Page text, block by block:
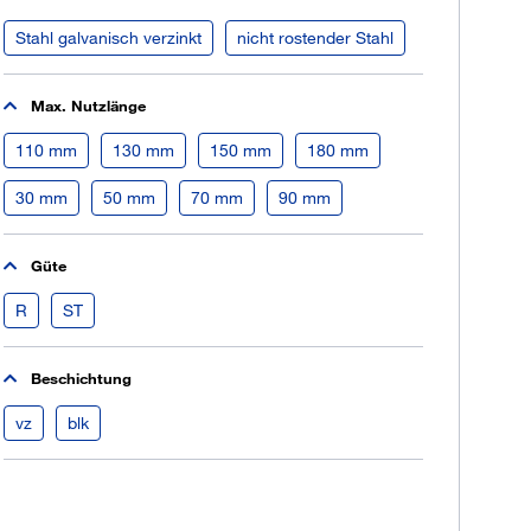
Jetzt registrieren
Über 100.000 Artikel 24/7h
Kundenindividuelle Preise
OCI Schnittstelle zu lhrer
Warenwirtschaft
Barcode-Scanner Funktionalität
Prozess- & Produktberatung
Stahl galvanisch verzinkt nicht rostender Stahl
Max. Nutzlänge
110 mm 130 mm 150 mm 180 mm
30 mm 50 mm 70 mm 90 mm
Güte
R ST
Beschichtung
vz blk